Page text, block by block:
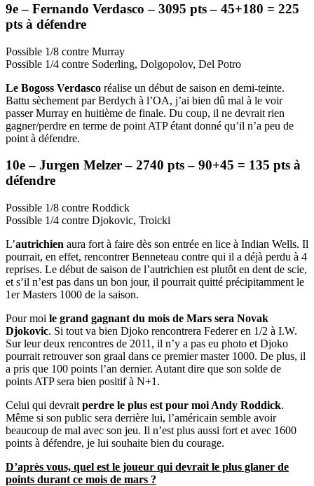
9e – Fernando Verdasco – 3095 pts – 45+180 = 225
pts à défendre
Possible 1/8 contre Murray
Possible 1/4 contre Soderling, Dolgopolov, Del Potro
Le Bogoss Verdasco réalise un début de saison en demi-teinte.
Battu sèchement par Berdych à l’OA, j’ai bien dû mal à le voir
passer Murray en huitième de finale. Du coup, il ne devrait rien
gagner/perdre en terme de point ATP étant donné qu’il n’a peu de
point à défendre.
10e – Jurgen Melzer – 2740 pts – 90+45 = 135 pts à
défendre
Possible 1/8 contre Roddick
Possible 1/4 contre Djokovic, Troicki
L’autrichien aura fort à faire dès son entrée en lice à Indian Wells. Il
pourrait, en effet, rencontrer Benneteau contre qui il a déjà perdu à 4
reprises. Le début de saison de l’autrichien est plutôt en dent de scie,
et s’il n’est pas dans un bon jour, il pourrait quitté précipitamment le
1er Masters 1000 de la saison.
Pour moi le grand gagnant du mois de Mars sera Novak
Djokovic. Si tout va bien Djoko rencontrera Federer en 1/2 à I.W.
Sur leur deux rencontres de 2011, il n’y a pas eu photo et Djoko
pourrait retrouver son graal dans ce premier master 1000. De plus, il
a pris que 100 points l’an dernier. Autant dire que son solde de
points ATP sera bien positif à N+1.
Celui qui devrait perdre le plus est pour moi Andy Roddick.
Même si son public sera derrière lui, l’américain semble avoir
beaucoup de mal avec son jeu. Il n’est plus aussi fort et avec 1600
points à défendre, je lui souhaite bien du courage.
D’après vous, quel est le joueur qui devrait le plus glaner de
points durant ce mois de mars ?